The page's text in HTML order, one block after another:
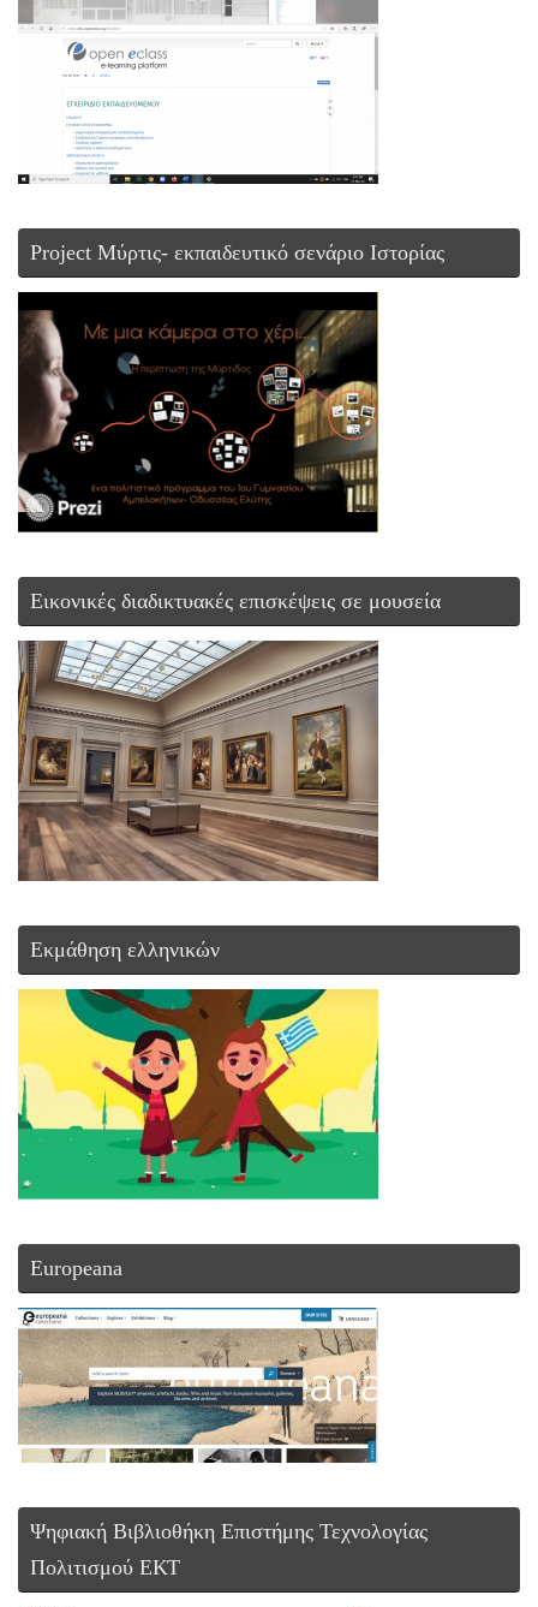
Project Μύρτις- εκπαιδευτικό σενάριο Ιστορίας
Εικονικές διαδικτυακές επισκέψεις σε μουσεία
Εκμάθηση ελληνικών
Europeana
Ψηφιακή Βιβλιοθήκη Επιστήμης Τεχνολογίας
Πολιτισμού ΕΚΤ